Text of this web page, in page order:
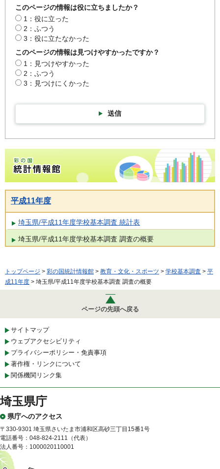
このページの情報は役に立ちましたか？
1：役に立った
2：ふつう
3：役に立たなかった
このページの情報は見つけやすかったですか？
1：見つけやすかった
2：ふつう
3：見つけにくかった
送信
彩の国統計情報館トップページ
平成11年度
埼玉県/平成11年度学校基本調査 統計表
埼玉県/平成11年度学校基本調査 調査の概要
トップページ > 彩の国統計情報館 > 教育・文化・スポーツ > 学校基本調査 > 平
成11年度 > 埼玉県/平成11年度学校基本調査 調査の概要
ページの先頭へ戻る
サイトマップ
ウェブアクセシビリティ
プライバシーポリシー・免責事項
著作権・リンクについて
関係機関リンク集
埼玉県庁
県庁へのアクセス
〒330-9301 埼玉県さいたま市浦和区高砂三丁目15番1号
電話番号：048-824-2111（代表）
法人番号：1000020110001